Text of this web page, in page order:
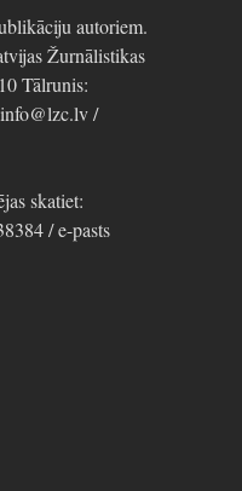
autoriem.
Žurnālistikas
Tālrunis:
/
skatiet:
/ e-pasts